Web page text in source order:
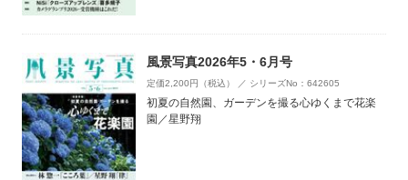
風景写真2026年5・6月号
定価2,200円（税込） ／ シリーズNo：642605
初夏の自然園、ガーデンを撮る心ゆくまで花楽
園／星野翔